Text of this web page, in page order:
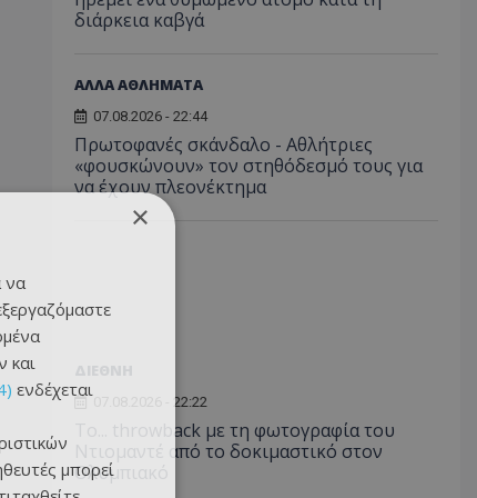
διάρκεια καβγά
ΑΛΛΑ ΑΘΛΗΜΑΤΑ
07.08.2026 - 22:44
Πρωτοφανές σκάνδαλο - Aθλήτριες
«φουσκώνουν» τον στηθόδεσμό τους για
να έχουν πλεονέκτημα
07.08.2026 - 22:22
Το... throwback με τη φωτογραφία του
Ντιομαντέ από το δοκιμαστικό στον
Ολυμπιακό
×
να
και
ενδέχεται
μπορεί